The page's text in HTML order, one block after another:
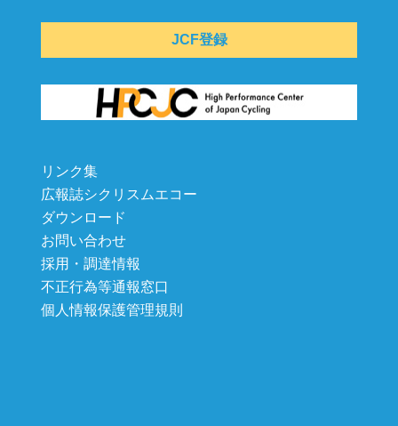
JCF登録
リンク集
広報誌シクリスムエコー
ダウンロード
お問い合わせ
採用・調達情報
不正行為等通報窓口
個人情報保護管理規則